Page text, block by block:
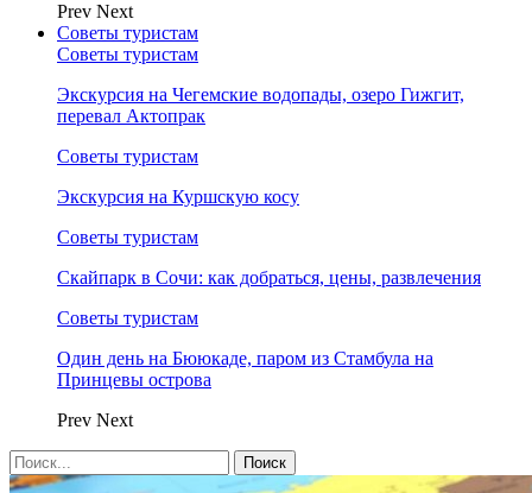
Prev Next
Советы туристам
Советы туристам
Экскурсия на Чегемские водопады, озеро Гижгит,
перевал Актопрак
Советы туристам
Экскурсия на Куршскую косу
Советы туристам
Скайпарк в Сочи: как добраться, цены, развлечения
Советы туристам
Один день на Бююкаде, паром из Стамбула на
Принцевы острова
Prev Next